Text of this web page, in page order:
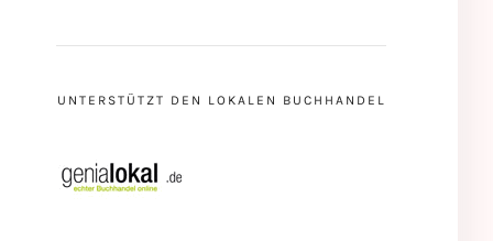
UNTERSTÜTZT DEN LOKALEN BUCHHANDEL